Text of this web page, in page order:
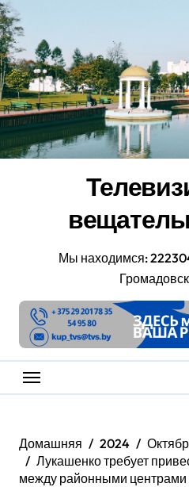
Перейти
к
содержанию
Мы находимся:
Домашняя 2024
Лукашенко требует
между районными центрами